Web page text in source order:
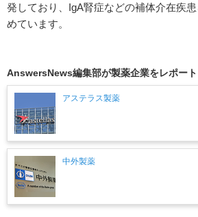
発しており、IgA腎症などの補体介在疾
めています。
AnswersNews編集部が製薬企業をレポート
アステラス製薬
中外製薬